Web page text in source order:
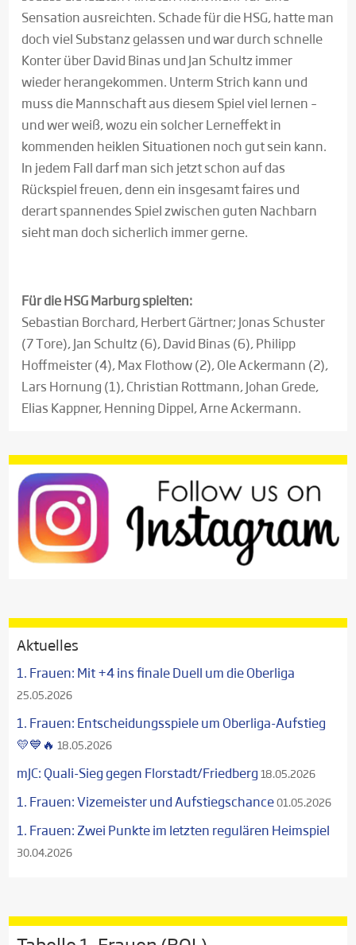
Sensation ausreichten. Schade für die HSG, hatte man
doch viel Substanz gelassen und war durch schnelle
Konter über David Binas und Jan Schultz immer
wieder herangekommen. Unterm Strich kann und
muss die Mannschaft aus diesem Spiel viel lernen –
und wer weiß, wozu ein solcher Lerneffekt in
kommenden heiklen Situationen noch gut sein kann.
In jedem Fall darf man sich jetzt schon auf das
Rückspiel freuen, denn ein insgesamt faires und
derart spannendes Spiel zwischen guten Nachbarn
sieht man doch sicherlich immer gerne.
Für die HSG Marburg spielten:
Sebastian Borchard, Herbert Gärtner; Jonas Schuster
(7 Tore), Jan Schultz (6), David Binas (6), Philipp
Hoffmeister (4), Max Flothow (2), Ole Ackermann (2),
Lars Hornung (1), Christian Rottmann, Johan Grede,
Elias Kappner, Henning Dippel, Arne Ackermann.
Aktuelles
1. Frauen: Mit +4 ins finale Duell um die Oberliga
25.05.2026
1. Frauen: Entscheidungsspiele um Oberliga-Aufstieg
💛💙🔥 18.05.2026
mJC: Quali-Sieg gegen Florstadt/Friedberg 18.05.2026
1. Frauen: Vizemeister und Aufstiegschance01.05.2026
1. Frauen: Zwei Punkte im letzten regulären Heimspiel
30.04.2026